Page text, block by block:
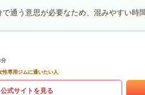
通う意思が必要なため、混みやすい時
分
性専用ジムに通いたい人
公式サイトを見る